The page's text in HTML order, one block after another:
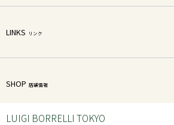
LINKS リンク
SHOP 店舗情報
LUIGI BORRELLI TOKYO